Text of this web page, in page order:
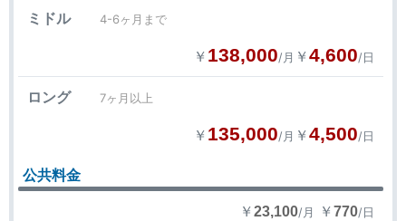
ミドル 4-6ヶ月まで
￥ 138,000/月 ￥4,600/日
ロング 7ヶ月以上
￥ 135,000/月 ￥4,500/日
公共料金
￥23,100/月 ￥770/日